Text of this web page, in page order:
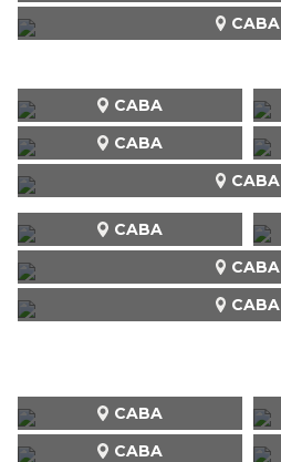
CABA
CABA
CABA
CABA
CABA
CABA
CABA
CABA
CABA